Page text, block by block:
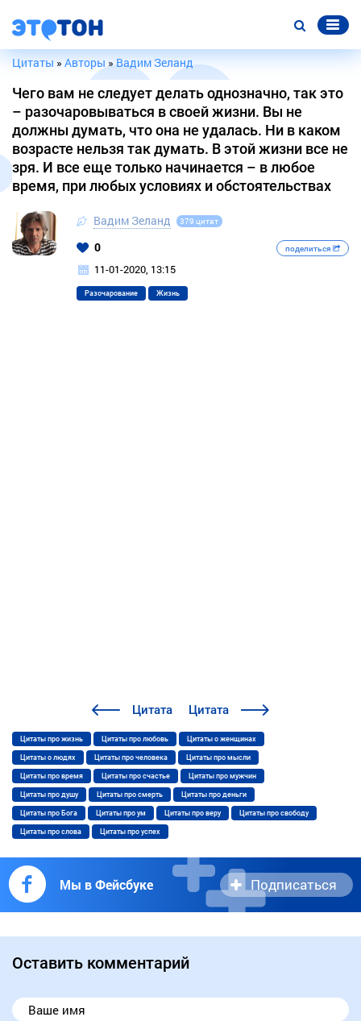
Цитаты » Авторы »Вадим Зеланд
Чего вам не следует делать однозначно, так это
– разочаровываться в своей жизни. Вы не
должны думать, что она не удалась. Ни в каком
возрасте нельзя так думать. В этой жизни все не
зря. И все еще только начинается – в любое
время, при любых условиях и обстоятельствах
Вадим Зеланд 379 цитат
0 поделиться
11-01-2020, 13:15
Разочарование Жизнь
Цитата Цитата
Цитаты про жизнь Цитаты про любовь Цитаты о женщинах
Цитаты о людях Цитаты про человека Цитаты про мысли
Цитаты про время Цитаты про счастье Цитаты про мужчин
Цитаты про душу Цитаты про смерть Цитаты про деньги
Цитаты про Бога Цитаты про ум Цитаты про веру Цитаты про свободу
Цитаты про слова Цитаты про успех
Мы в Фейсбуке Подписаться
Оставить комментарий